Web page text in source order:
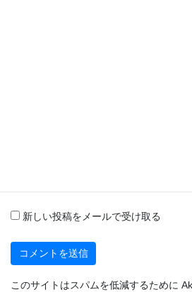
新しい投稿をメールで受け取る
このサイトはスパムを低減するために